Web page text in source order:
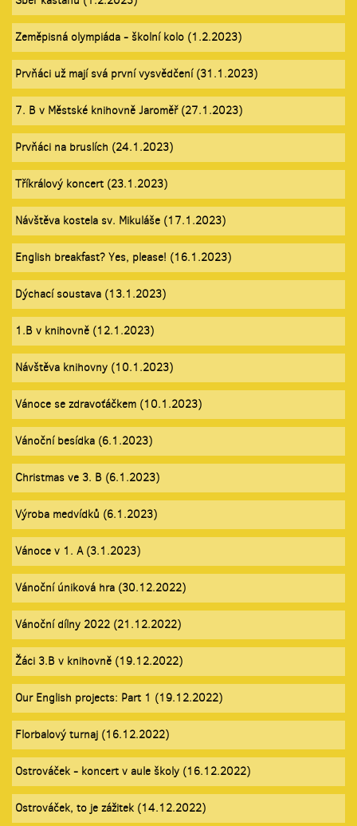
Zeměpisná olympiáda - školní kolo (1.2.2023)
Prvňáci už mají svá první vysvědčení (31.1.2023)
7. B v Městské knihovně Jaroměř (27.1.2023)
Prvňáci na bruslích (24.1.2023)
Tříkrálový koncert (23.1.2023)
Návštěva kostela sv. Mikuláše (17.1.2023)
English breakfast? Yes, please! (16.1.2023)
Dýchací soustava (13.1.2023)
1.B v knihovně (12.1.2023)
Návštěva knihovny (10.1.2023)
Vánoce se zdravoťáčkem (10.1.2023)
Vánoční besídka (6.1.2023)
Christmas ve 3. B (6.1.2023)
Výroba medvídků (6.1.2023)
Vánoce v 1. A (3.1.2023)
Vánoční úniková hra (30.12.2022)
Vánoční dílny 2022 (21.12.2022)
Žáci 3.B v knihovně (19.12.2022)
Our English projects: Part 1 (19.12.2022)
Florbalový turnaj (16.12.2022)
Ostrováček - koncert v aule školy (16.12.2022)
Ostrováček, to je zážitek (14.12.2022)